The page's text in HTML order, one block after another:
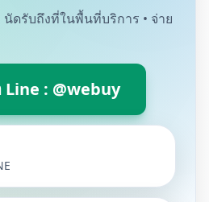
นัดรับถึงที่ในพื้นที่บริการ • จ่าย
Line : @webuy